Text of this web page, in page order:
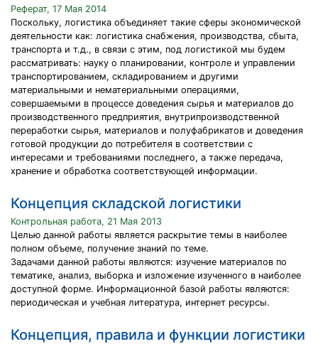
Реферат, 17 Мая 2014
Поскольку, логистика объединяет такие сферы экономической
деятельности как: логистика снабжения, производства, сбыта,
транспорта и т.д., в связи с этим, под логистикой мы будем
рассматривать: науку о планировании, контроле и управлении
транспортированием, складированием и другими
материальными и нематериальными операциями,
совершаемыми в процессе доведения сырья и материалов до
производственного предприятия, внутрипроизводственной
переработки сырья, материалов и полуфабрикатов и доведения
готовой продукции до потребителя в соответствии с
интересами и требованиями последнего, а также передача,
хранение и обработка соответствующей информации.
Концепция складской логистики
Контрольная работа, 21 Мая 2013
Целью данной работы является раскрытие темы в наиболее
полном объеме, получение знаний по теме.
Задачами данной работы являются: изучение материалов по
тематике, анализ, выборка и изложение изученного в наиболее
доступной форме. Информационной базой работы являются:
периодическая и учебная литература, интернет ресурсы.
Концепция, правила и функции логистики